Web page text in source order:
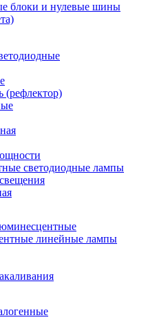
блоки и нулевые шины
(рефлектор)
светодиодные лампы
линейные лампы